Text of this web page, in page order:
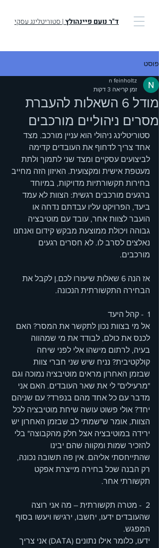
ד"ר נועם פיינהולץ| סטוריטלינג עסקי
פוסט
מודל 6 השאלות להעברת
מסרים ניהוליים מורכבים
n feinholtz
זמן קריאה 3 דקות
סטוריטלינג ניהולי הוא עניין מורכב. מצד
אחד צריך לדחוף את העובדים קדימה
לביצועים עסקיים ומצד שני לתמוך ולתת
מעטפת אישית ומקצועית. האיזון הזה מחייב
בחירות תקשורתיות מדויקות, במיוחד
ברגעים מורכבים רגשית: הצוות לא עמד
ביעד, הפרויקט עליו עבדתם נדחה או
הועבר לצוות אחר, עובד עם מוטיבציה
גבוהה ויכולת ממוצעת מבקש קידום ואנחנו
נאלצים לסרב לו. לא חסרים רגעים
מורכבים.
אז הנה 6 שאלות שיעזרו לכם.ן לקבל את
הבחירה התקשורתית הנכונה.
1  - קהל היעד
אל מי בצוות נכון לתקשר את המסר? האם
לכנס את כולם, לבודד את מי שמהווה
בעיה, לרתום מישהו אלי לפני שיחה
קולקטיבית? נניח שיש שני חברי צוות
שבזמן האחרון מראים מוטיבציה נמוכה וגם
"מרעילים" לי את שאר העובדים. האם אני
מדבר עם כל אחד מהם בנפרד? עם שניהם
יחד? אולי פשוט עושה שיחת מוטיבציה לכל
הצוות, אומר ש"שמתי לב שבזמן האחרון יש
ירידה במוטיבציה אצל חלק מהקבוצה" בלי
להזכיר שמות ומקווה שהם יבינו
שהתייחסתי אליהם. אין פה תשובה נכונה,
רק הבנה שכל בחירה מייצרת אפקט
תקשורתי אחר.
2  - מטרה תקשורתית – מה אני רוצה
שהעובדים ידעו, יחשבו, ירגישו ויעשו בסוף
המפגש.
ידעו, כלומר אילו נתונים (DATA) אני צריך